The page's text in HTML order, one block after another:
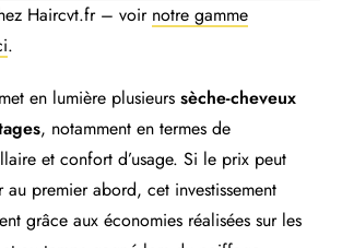
Haircvt.fr – voir notre gamme
.
en lumière plusieurs sèche-cheveux
, notamment en termes de
et confort d’usage. Si le prix peut
au premier abord, cet investissement
grâce aux économies réalisées sur les